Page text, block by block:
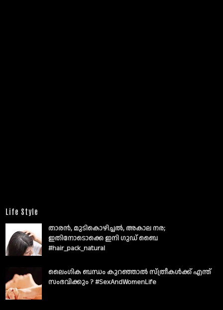
Life Style
താരൻ, മുടികൊഴിച്ചൽ, അകാല നര;
ഇതിനോടൊക്കെ ഇനി ഗുഡ് ബൈ
#hair_pack_natural
ലൈംഗിക ബന്ധം കുറഞ്ഞാല്‍ സ്ത്രീകള്‍ക്ക് എന്ത്
സംഭവിക്കും ? #SexAndWomenLife